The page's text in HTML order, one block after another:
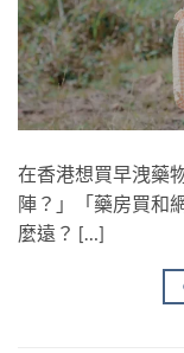
在香港想買早洩藥
陣？」「藥房買和
麼遠？ […]